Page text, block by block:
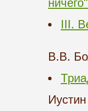
ничего"
III.
В.В.